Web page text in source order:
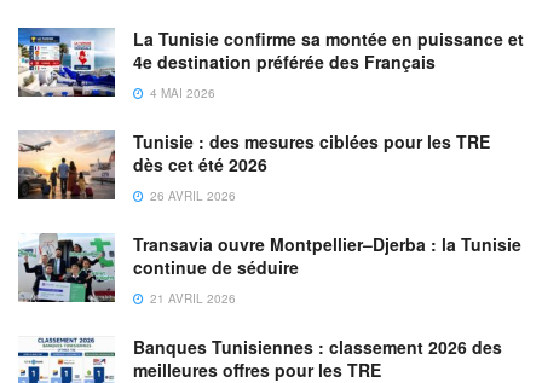
La Tunisie confirme sa montée en puissance et
4e destination préférée des Français
4 MAI 2026
Tunisie : des mesures ciblées pour les TRE
dès cet été 2026
26 AVRIL 2026
Transavia ouvre Montpellier–Djerba : la Tunisie
continue de séduire
21 AVRIL 2026
Banques Tunisiennes : classement 2026 des
meilleures offres pour les TRE